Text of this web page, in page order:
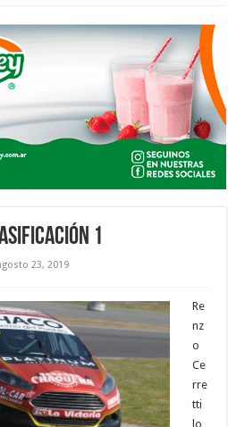
1
23, 2019
Re
nz
o
Ce
rre
tti
lo